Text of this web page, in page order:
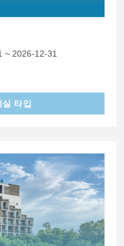
~ 2026-12-31
타입